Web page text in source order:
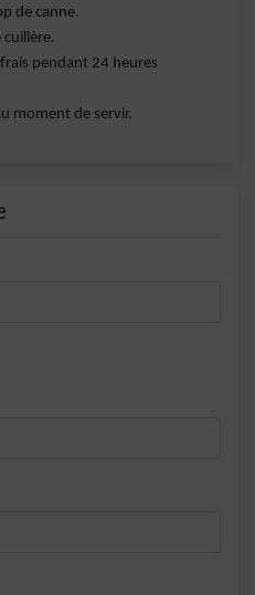
de canne.
cuillère.
pendant 24 heures
moment de servir.